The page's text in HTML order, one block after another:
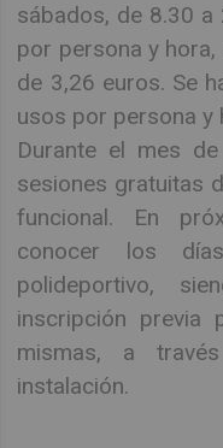
sábados, de 8.30
por persona y
de 3,26 euros. Se
usos por persona y
Durante el mes
sesiones gratuitas
funcional. En
conocer los
polideportivo,
inscripción previa
mismas, a
instalación.